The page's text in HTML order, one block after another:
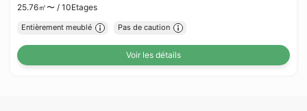
25.76㎡〜 / 10Etages
Entièrement meublé Pas de caution
Voir les détails